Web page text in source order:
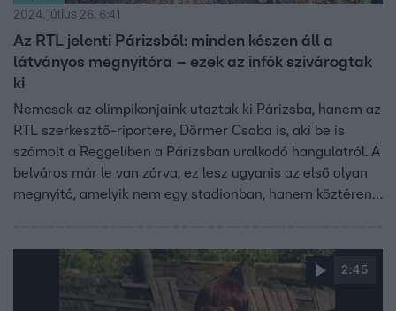
2024. július 26. 6:41
Az RTL jelenti Párizsból: minden készen áll a
látványos megnyitóra – ezek az infók szivárogtak
ki
Nemcsak az olimpikonjaink utaztak ki Párizsba, hanem az
RTL szerkesztő-riportere, Dörmer Csaba is, aki be is
számolt a Reggeliben a Párizsban uralkodó hangulatról. A
belváros már le van zárva, ez lesz ugyanis az első olyan
megnyitó, amelyik nem egy stadionban, hanem köztéren
Celine Diont is hallhatjuk élőben?
2:45